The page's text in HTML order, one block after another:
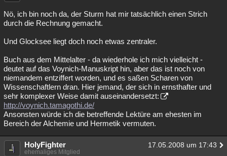
Nö, ich bin noch da, der Sturm hat mir tatsächlich einen Strich
durch die Rechnung gemacht.
Und Glocksee liegt doch noch etwas zentraler.
Buch aus dem Mittelalter - da wiederhole ich mich vielleicht -
deutet auf das Voynich-Manuskript hin, aber das ist noch von
niemandem entziffert worden, und es saßen Scharen von
Wissenschaftlern dran. Hier jemand, der sich in ernsthafter und
sehr komplexer Weise damit auseinandersetzt:
http://voynich.tamagothi.de/
Ansonsten würde ich die betreffende Lektüre am ehesten im
Bereich der Alchemie und Hermetik vermuten.
HolyFighter 17.05.2008 um 17:43
ehemaliges Mitglied